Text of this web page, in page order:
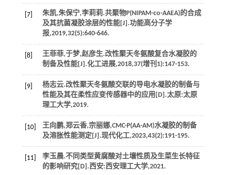
[7]
朱凯,朱保宁,李莉莉.共聚物P(NIPAM-co-AAEA)的合成
及其抗菌凝胶涂层的性能[J].功能高分子学
报,2019,32(5):640-646.
[8]
王菲菲,于梦,赵彦生.改性聚天冬氨酸复合水凝胶的
制备及性能[J].化工进展,2018,37(增刊1):147-153.
[9]
杨志云.改性聚天冬氨酸交联的导电水凝胶的制备与
性能及其在柔性应变传感器中的应用[D].太原:太原
理工大学,2019.
[10]
王向鹏,郑云香,宗丽娜,CMC-P(AA-AM)水凝胶的制备
及溶胀性能测定[J].现代化工,2023,43(2):191-195.
[11]
李玉晨.不同类型黄腐酸对土壤性质及生菜生长特征
的影响研究[D].西安:西安理工大学,2021.